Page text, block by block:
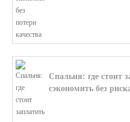
Спальня: где стоит
сэкономить без